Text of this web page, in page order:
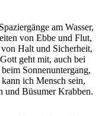
am Wasser,
von Ebbe und Flut,
Halt und Sicherheit,
geht mit, auch bei
Sonnenuntergang,
ich Mensch sein,
und Büsumer Krabben.